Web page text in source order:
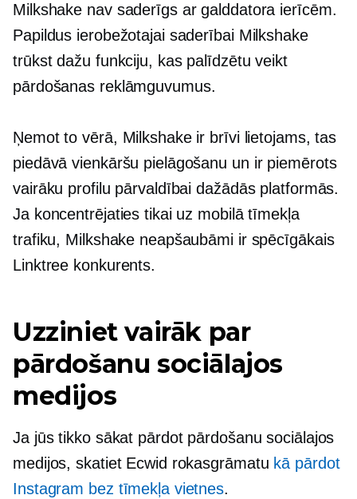
Milkshake nav saderīgs ar galddatora ierīcēm.
Papildus ierobežotajai saderībai Milkshake
trūkst dažu funkciju, kas palīdzētu veikt
pārdošanas reklāmguvumus.
Ņemot to vērā, Milkshake ir brīvi lietojams, tas
piedāvā vienkāršu pielāgošanu un ir piemērots
vairāku profilu pārvaldībai dažādās platformās.
Ja koncentrējaties tikai uz mobilā tīmekļa
trafiku, Milkshake neapšaubāmi ir spēcīgākais
Linktree konkurents.
Uzziniet vairāk par
pārdošanu sociālajos
medijos
Ja jūs tikko sākat pārdot pārdošanu sociālajos
medijos, skatiet Ecwid rokasgrāmatu kā pārdot
Instagram bez tīmekļa vietnes.